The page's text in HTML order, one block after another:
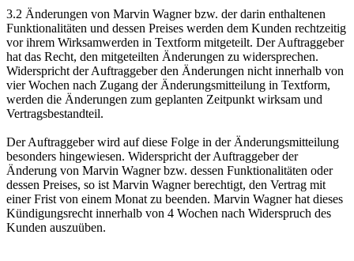
3.2 Änderungen von Marvin Wagner bzw. der darin enthaltenen
Funktionalitäten und dessen Preises werden dem Kunden rechtzeitig
vor ihrem Wirksamwerden in Textform mitgeteilt. Der Auftraggeber
hat das Recht, den mitgeteilten Änderungen zu widersprechen.
Widerspricht der Auftraggeber den Änderungen nicht innerhalb von
vier Wochen nach Zugang der Änderungsmitteilung in Textform,
werden die Änderungen zum geplanten Zeitpunkt wirksam und
Vertragsbestandteil.
Der Auftraggeber wird auf diese Folge in der Änderungsmitteilung
besonders hingewiesen. Widerspricht der Auftraggeber der
Änderung von Marvin Wagner bzw. dessen Funktionalitäten oder
dessen Preises, so ist Marvin Wagner berechtigt, den Vertrag mit
einer Frist von einem Monat zu beenden. Marvin Wagner hat dieses
Kündigungsrecht innerhalb von 4 Wochen nach Widerspruch des
Kunden auszuüben.